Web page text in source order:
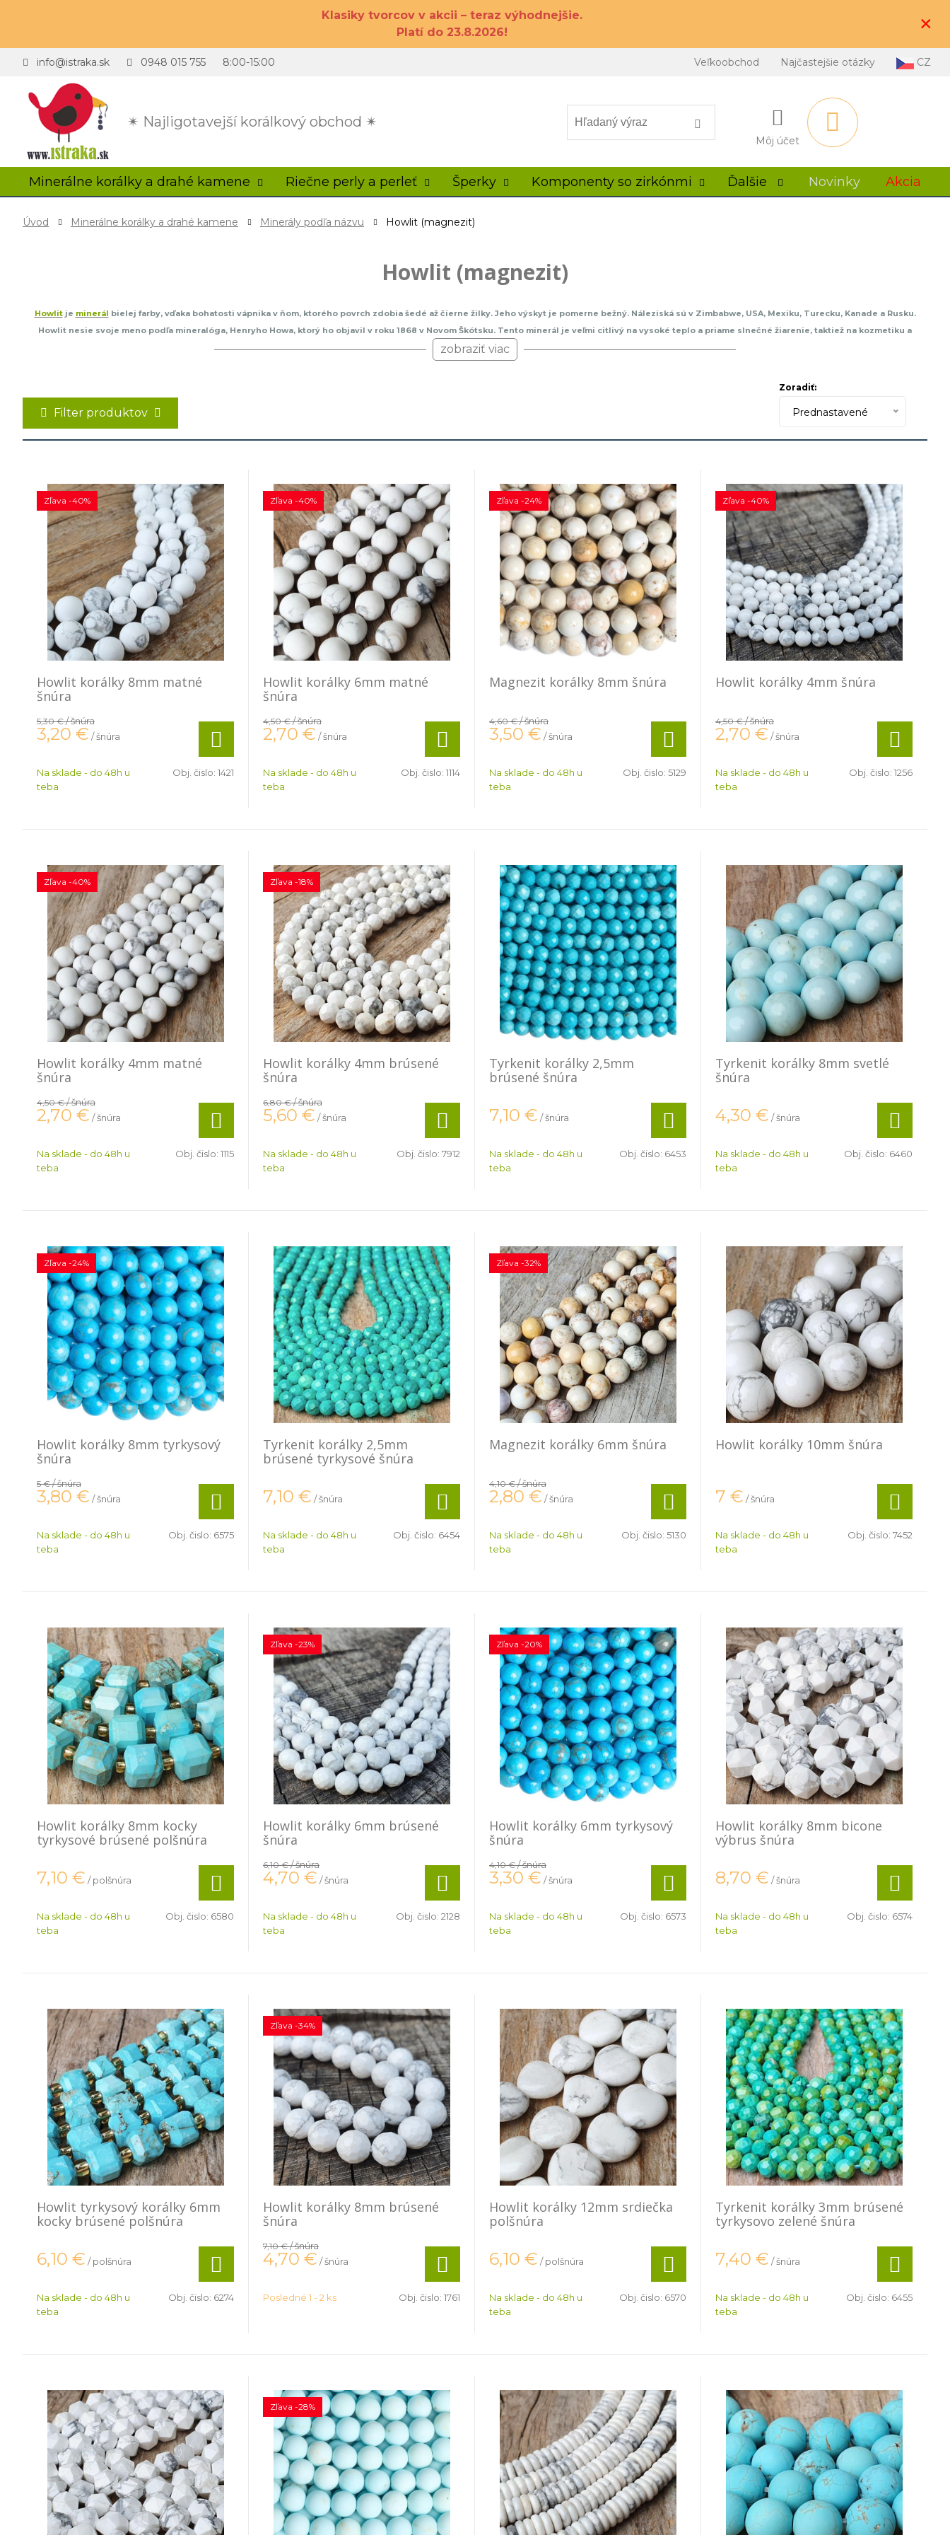
Klasiky tvorcov v akcii – teraz výhodnejšie.
Platí do 23.8.2026!
×
✴ Najligotavejší korálkový obchod ✴
info@istraka.sk 0948 015 755 8:00-15:00 Veľkoobchod Najčastejšie otázky CZ
Môj účet
Minerálne korálky a drahé kamene Riečne perly a perleť Šperky Komponenty so zirkónmi Ďalšie Novinky Akcia
Úvod Minerálne korálky a drahé kamene Minerály podľa názvu Howlit (magnezit)
Howlit (magnezit)
Howlitje minerál bielej farby, vďaka bohatosti vápnika v ňom, ktorého povrch zdobia šedé až čierne žilky. Jeho výskyt je pomerne bežný. Náleziská sú v Zimbabwe, USA, Mexiku, Turecku, Kanade a Rusku.
Howlit nesie svoje meno podľa mineralóga, Henryho Howa, ktorý ho objavil v roku 1868 v Novom Škótsku. Tento minerál je veľmi citlivý na vysoké teplo a priame slnečné žiarenie, taktiež na kozmetiku a
Korálky z tohto drahého kameňasa veľmi ľahko farbia ako napodobeninyTyrkysučiLapisu Lazuli
a iných minerálov. Na Mohsovej stupnici tvrdosti je niekde okolo tretej priečky, teda od
zobraziť viac
Filter produktov
Zoradiť:
Prednastavené
Howlit korálky 8mm matné
šnúra
Zľava -40%
5,30 €/ šnúra
3,20 € / šnúra
Na sklade - do 48h u
teba
Obj. čislo: 1421
Howlit korálky 6mm matné
šnúra
Zľava -40%
4,50 €/ šnúra
2,70 € / šnúra
Na sklade - do 48h u
teba
Obj. čislo: 1114
Magnezit korálky 8mm šnúra
Zľava -24%
4,60 €/ šnúra
3,50 € / šnúra
Na sklade - do 48h u
teba
Obj. čislo: 5129
Howlit korálky 4mm šnúra
Zľava -40%
4,50 €/ šnúra
2,70 € / šnúra
Na sklade - do 48h u
teba
Obj. čislo: 1256
Howlit korálky 4mm matné
šnúra
Zľava -40%
4,50 €/ šnúra
2,70 € / šnúra
Na sklade - do 48h u
teba
Obj. čislo: 1115
Howlit korálky 4mm brúsené
šnúra
Zľava -18%
6,80 €/ šnúra
5,60 € / šnúra
Na sklade - do 48h u
teba
Obj. čislo: 7912
Tyrkenit korálky 2,5mm
brúsené šnúra
7,10 € / šnúra
Na sklade - do 48h u
teba
Obj. čislo: 6453
Tyrkenit korálky 8mm svetlé
šnúra
4,30 € / šnúra
Na sklade - do 48h u
teba
Obj. čislo: 6460
Howlit korálky 8mm tyrkysový
šnúra
Zľava -24%
5 €/ šnúra
3,80 € / šnúra
Na sklade - do 48h u
teba
Obj. čislo: 6575
Tyrkenit korálky 2,5mm
brúsené tyrkysové šnúra
7,10 € / šnúra
Na sklade - do 48h u
teba
Obj. čislo: 6454
Magnezit korálky 6mm šnúra
Zľava -32%
4,10 €/ šnúra
2,80 € / šnúra
Na sklade - do 48h u
teba
Obj. čislo: 5130
Howlit korálky 10mm šnúra
7 € / šnúra
Na sklade - do 48h u
teba
Obj. čislo: 7452
Howlit korálky 8mm kocky
tyrkysové brúsené polšnúra
7,10 € / polšnúra
Na sklade - do 48h u
teba
Obj. čislo: 6580
Howlit korálky 6mm brúsené
šnúra
Zľava -23%
6,10 €/ šnúra
4,70 € / šnúra
Na sklade - do 48h u
teba
Obj. čislo: 2128
Howlit korálky 6mm tyrkysový
šnúra
Zľava -20%
4,10 €/ šnúra
3,30 € / šnúra
Na sklade - do 48h u
teba
Obj. čislo: 6573
Howlit korálky 8mm bicone
výbrus šnúra
8,70 € / šnúra
Na sklade - do 48h u
teba
Obj. čislo: 6574
Howlit tyrkysový korálky 6mm
kocky brúsené polšnúra
6,10 € / polšnúra
Na sklade - do 48h u
teba
Obj. čislo: 6274
Howlit korálky 8mm brúsené
šnúra
Zľava -34%
7,10 €/ šnúra
4,70 € / šnúra
Posledné 1 - 2 ks Obj. čislo: 1761
Howlit korálky 12mm srdiečka
polšnúra
6,10 € / polšnúra
Na sklade - do 48h u
teba
Obj. čislo: 6570
Tyrkenit korálky 3mm brúsené
tyrkysovo zelené šnúra
7,40 € / šnúra
Na sklade - do 48h u
teba
Obj. čislo: 6455
Zľava -28%